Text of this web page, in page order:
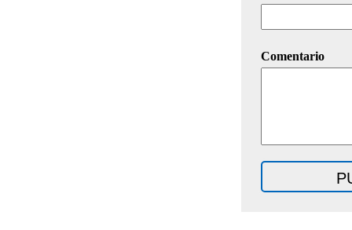
Comentario